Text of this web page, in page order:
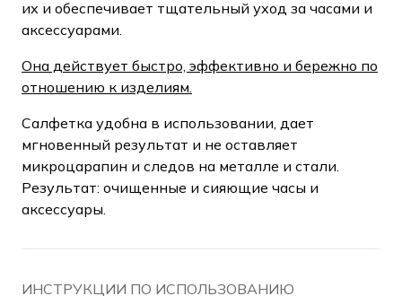
их и обеспечивает тщательный уход за часами и
аксессуарами.
Она действует быстро, эффективно и бережно по
отношению к изделиям.
Салфетка удобна в использовании, дает
мгновенный результат и не оставляет
микроцарапин и следов на металле и стали.
Результат: очищенные и сияющие часы и
аксессуары.
ИНСТРУКЦИИ ПО ИСПОЛЬЗОВАНИЮ